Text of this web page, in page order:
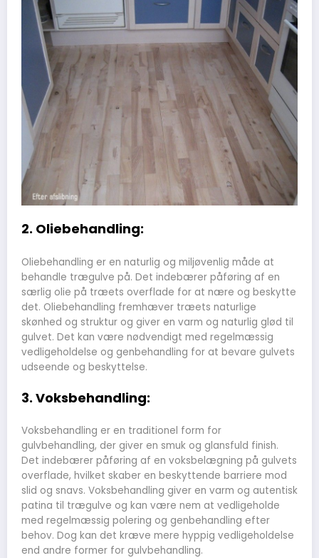
2. Oliebehandling:
Oliebehandling er en naturlig og miljøvenlig måde at
behandle trægulve på. Det indebærer påføring af en
særlig olie på træets overflade for at nære og beskytte
det. Oliebehandling fremhæver træets naturlige
skønhed og struktur og giver en varm og naturlig glød til
gulvet. Det kan være nødvendigt med regelmæssig
vedligeholdelse og genbehandling for at bevare gulvets
udseende og beskyttelse.
3. Voksbehandling:
Voksbehandling er en traditionel form for
gulvbehandling, der giver en smuk og glansfuld finish.
Det indebærer påføring af en voksbelægning på gulvets
overflade, hvilket skaber en beskyttende barriere mod
slid og snavs. Voksbehandling giver en varm og autentisk
patina til trægulve og kan være nem at vedligeholde
med regelmæssig polering og genbehandling efter
behov. Dog kan det kræve mere hyppig vedligeholdelse
end andre former for gulvbehandling.